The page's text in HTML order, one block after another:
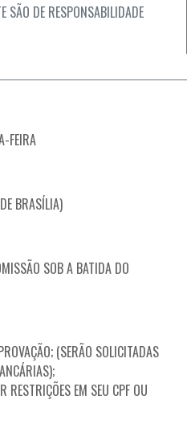
SÃO DE RESPONSABILIDADE
FEIRA
BRASÍLIA)
SOB A BATIDA DO
(SERÃO SOLICITADAS
RESTRIÇÕES EM SEU CPF OU